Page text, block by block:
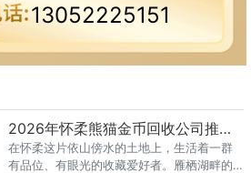
13052225151
2026年怀柔熊猫金币回收公司推荐 怀柔回收熊猫金币渠道
在怀柔这片依山傍水的土地上，生活着一群
有品位、有眼光的收藏爱好者。雁栖湖畔的